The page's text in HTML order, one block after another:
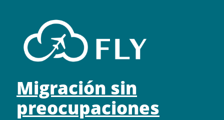
Migración sin
preocupaciones